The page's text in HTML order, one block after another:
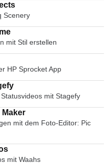
Scenery
mit Stil erstellen
HP Sprocket App
mit Stagefy
mit dem Foto-Editor: Pic
mit Waahs